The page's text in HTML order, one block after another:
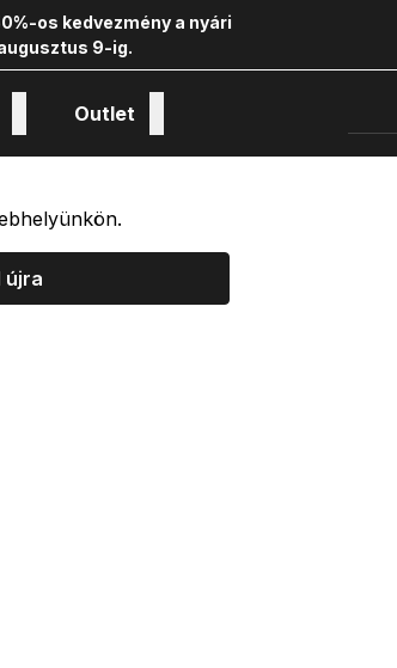
os kedvezmény a nyári
9-ig.
Outlet
újra